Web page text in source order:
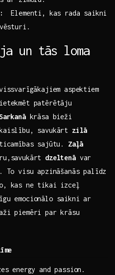
‍ Elementi, kas rada saikni
un tās loma
aspektiem
patērētāju
krāsa bieži
savukārt zilā
sajūtu. Zaļā
dzeltenāvar
visu apzināšanās⁤ palīdz
kas‍ ne tikai izceļ
emocionālo saikni ar
piemēri par krāsu
⁤energy and ⁤passion.